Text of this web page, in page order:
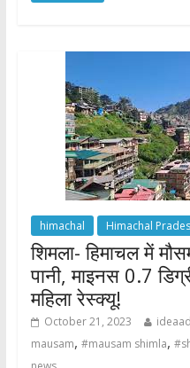
o
o
k
A
p
p
himachal Himachal
शिमला- हिमाचल में
पानी, माइनस 0.7
महिला रेस्क्यू!
October 21, 2023
mausam, #mausam shimla,